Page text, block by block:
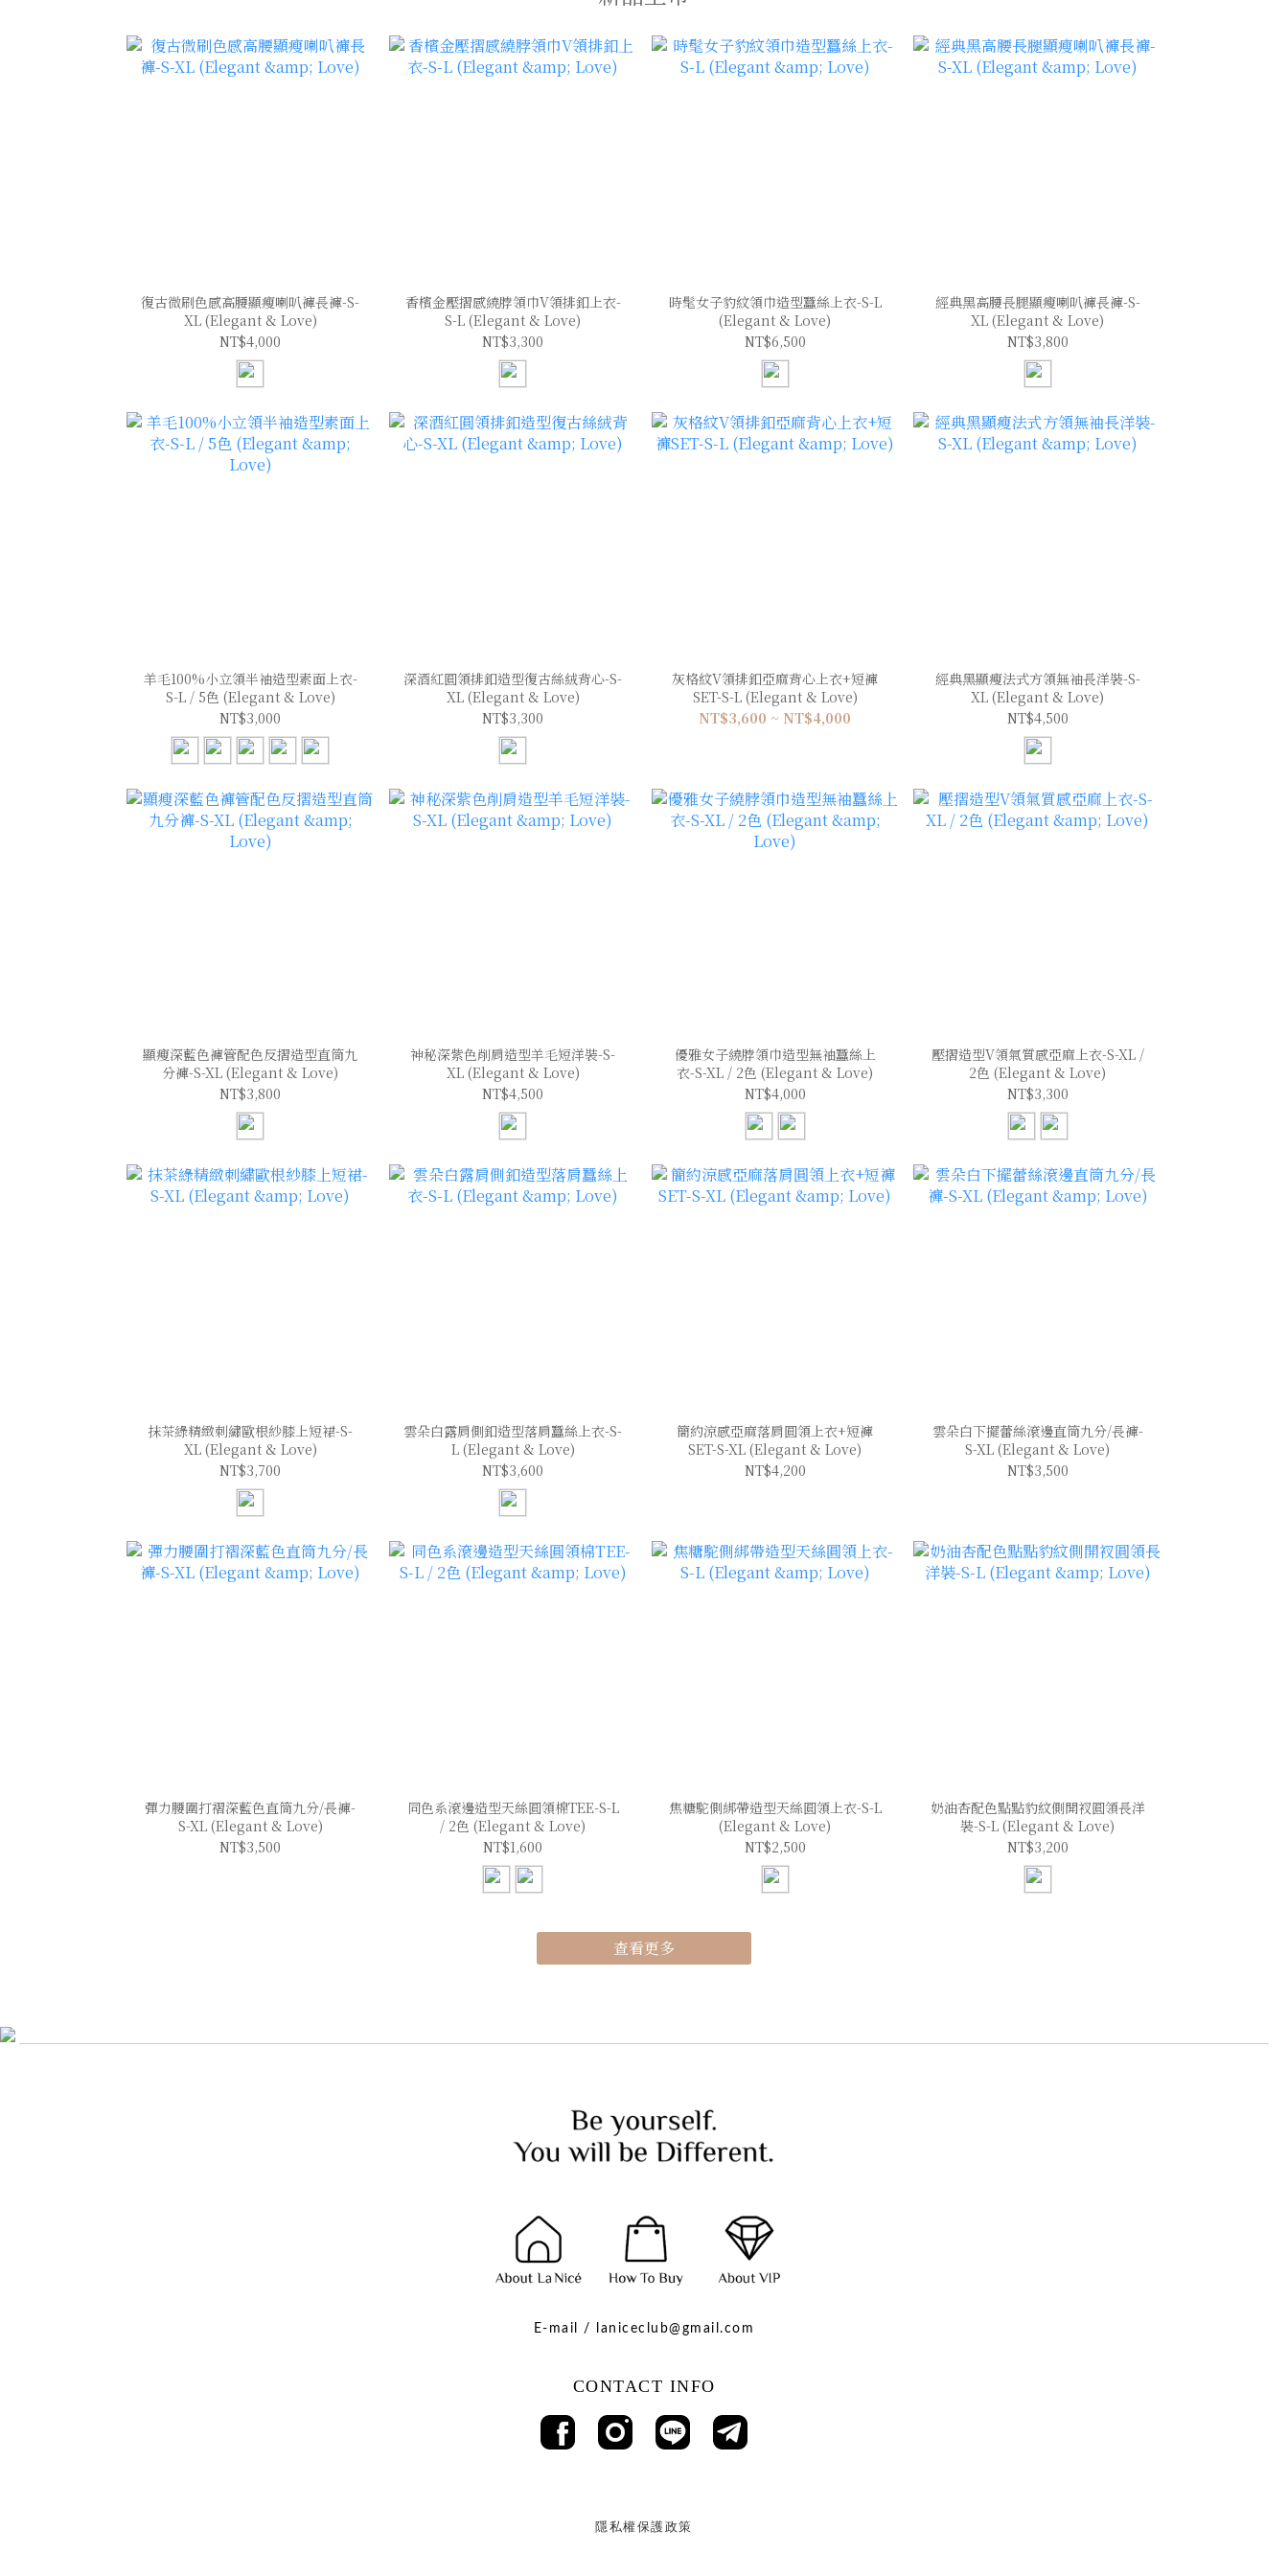
復古微刷色感高腰顯瘦喇叭褲長褲-S-
XL (Elegant & Love)
NT$4,000
香檳金壓摺感繞脖領巾V領排釦上衣-
S-L (Elegant & Love)
NT$3,300
時髦女子豹紋領巾造型蠶絲上衣-S-L
(Elegant & Love)
NT$6,500
經典黑高腰長腿顯瘦喇叭褲長褲-S-
XL (Elegant & Love)
NT$3,800
羊毛100%小立領半袖造型素面上衣-
S-L / 5色 (Elegant & Love)
NT$3,000
深酒紅圓領排釦造型復古絲絨背心-S-
XL (Elegant & Love)
NT$3,300
灰格紋V領排釦亞麻背心上衣+短褲
SET-S-L (Elegant & Love)
NT$3,600 ~ NT$4,000
經典黑顯瘦法式方領無袖長洋裝-S-
XL (Elegant & Love)
NT$4,500
顯瘦深藍色褲管配色反摺造型直筒九
分褲-S-XL (Elegant & Love)
NT$3,800
神秘深紫色削肩造型羊毛短洋裝-S-
XL (Elegant & Love)
NT$4,500
優雅女子繞脖領巾造型無袖蠶絲上
衣-S-XL / 2色 (Elegant & Love)
NT$4,000
壓摺造型V領氣質感亞麻上衣-S-XL /
2色 (Elegant & Love)
NT$3,300
抹茶綠精緻刺繡歐根紗膝上短裙-S-
XL (Elegant & Love)
NT$3,700
雲朵白露肩側釦造型落肩蠶絲上衣-S-
L (Elegant & Love)
NT$3,600
簡約涼感亞麻落肩圓領上衣+短褲
SET-S-XL (Elegant & Love)
NT$4,200
雲朵白下擺蕾絲滾邊直筒九分/長褲-
S-XL (Elegant & Love)
NT$3,500
彈力腰圍打褶深藍色直筒九分/長褲-
S-XL (Elegant & Love)
NT$3,500
同色系滾邊造型天絲圓領棉TEE-S-L
/ 2色 (Elegant & Love)
NT$1,600
焦糖駝側綁帶造型天絲圓領上衣-S-L
(Elegant & Love)
NT$2,500
奶油杏配色點點豹紋側開衩圓領長洋
裝-S-L (Elegant & Love)
NT$3,200
查看更多
E-mail / laniceclub@gmail.com
CONTACT INFO
隱私權保護政策